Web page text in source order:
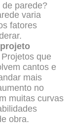
parede?
varia
fatores
que
cantos e
mais
no
muitas curvas
obra.